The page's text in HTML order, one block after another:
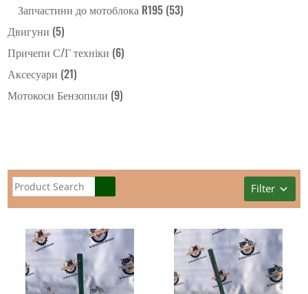
Запчастини до мотоблока R195 (53)
Двигуни (5)
Причепи С/Г техніки (6)
Аксесуари (21)
Мотокоси Бензопили (9)
Filter